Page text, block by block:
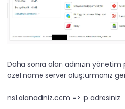
Daha sonra alan adınızın
özel name server oluşturmanız
ns1.alanadiniz.com => ip adresiniz